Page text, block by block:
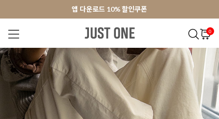
앱 다운로드 10% 할인쿠폰
회원가입 쿠폰 3000원
앱 다운로드 10% 할인쿠폰
회원가입 쿠폰 3000원
0
NEW 7% BEST 오늘출발 MADE . J 상의 팬츠 아